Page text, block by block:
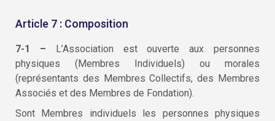
Article 7 : Composition
7-1 – L’Association est ouverte aux personnes
physiques (Membres Individuels) ou morales
(représentants des Membres Collectifs, des Membres
Associés et des Membres de Fondation).
Sont Membres individuels les personnes physiques